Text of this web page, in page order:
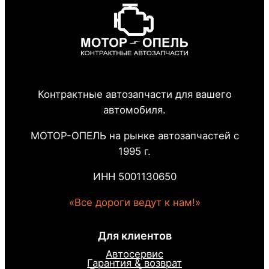
Контрактные автозапчасти для вашего
автомобиля.
МОТОР-ОПЕЛЬ на рынке автозапчастей с
1995 г.
ИНН 5001130650
«Все дороги ведут к нам!»
Для клиентов
Автосервис
Гарантия & возврат